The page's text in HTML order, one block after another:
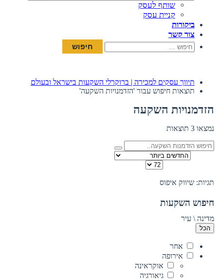
שותף לעסק
קניית עסק
ביקורות
צור קשר
חיפוש:
תיווך עסקים למכירה | ברוקרלי השקעות בישראל ובעולם
תוצאות חיפוש עבור 'הזדמנויות השקעה'
הזדמנויות השקעה
נמצאו 3 תוצאות
תגיות: שיווק איפוס
חיפוש השקעות
מדינה \ עיר
הכל
אחר
אירופה
אוקראינה
גיאורגיה